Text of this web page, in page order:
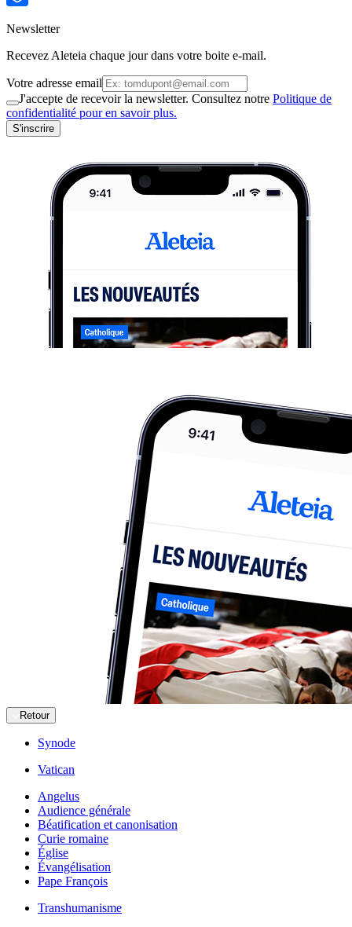
Newsletter
Recevez Aleteia chaque jour dans votre boite e-mail.
Votre adresse email
J'accepte de recevoir la newsletter. Consultez notre Politique de
confidentialité pour en savoir plus.
S'inscrire
Retour
Synode
Vatican
Angelus
Audience générale
Béatification et canonisation
Curie romaine
Église
Évangélisation
Pape François
Transhumanisme